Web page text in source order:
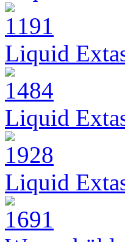
Liquid
Liquid
Liquid